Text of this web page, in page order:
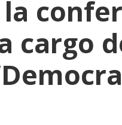
cargo